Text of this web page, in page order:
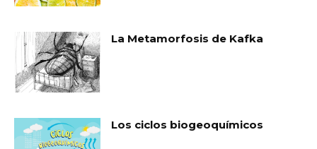
La Metamorfosis de Kafka
Los ciclos biogeoquímicos